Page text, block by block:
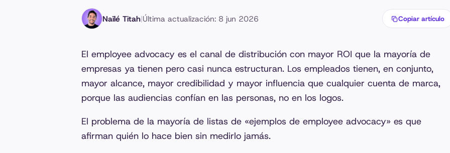
Naïlé Titah|Última actualización: 8 jun 2026 Copiar artículo
El employee advocacy es el canal de distribución con mayor ROI que la mayoría de
empresas ya tienen pero casi nunca estructuran. Los empleados tienen, en conjunto,
mayor alcance, mayor credibilidad y mayor influencia que cualquier cuenta de marca,
porque las audiencias confían en las personas, no en los logos.
El problema de la mayoría de listas de «ejemplos de employee advocacy» es que
afirman quién lo hace bien sin medirlo jamás.